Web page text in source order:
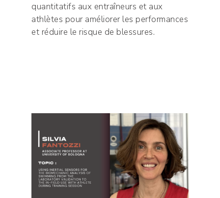
quantitatifs aux entraîneurs et aux
athlètes pour améliorer les performances
et réduire le risque de blessures.